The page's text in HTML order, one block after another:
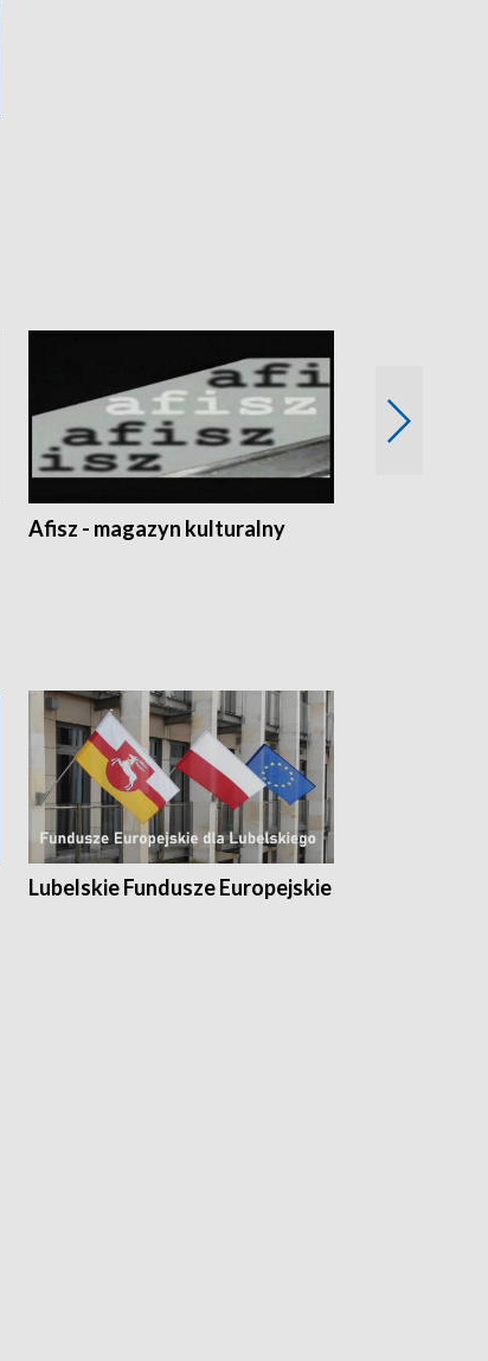
Afisz - magazyn kulturalny
Lubelskie Fundusze Europejskie